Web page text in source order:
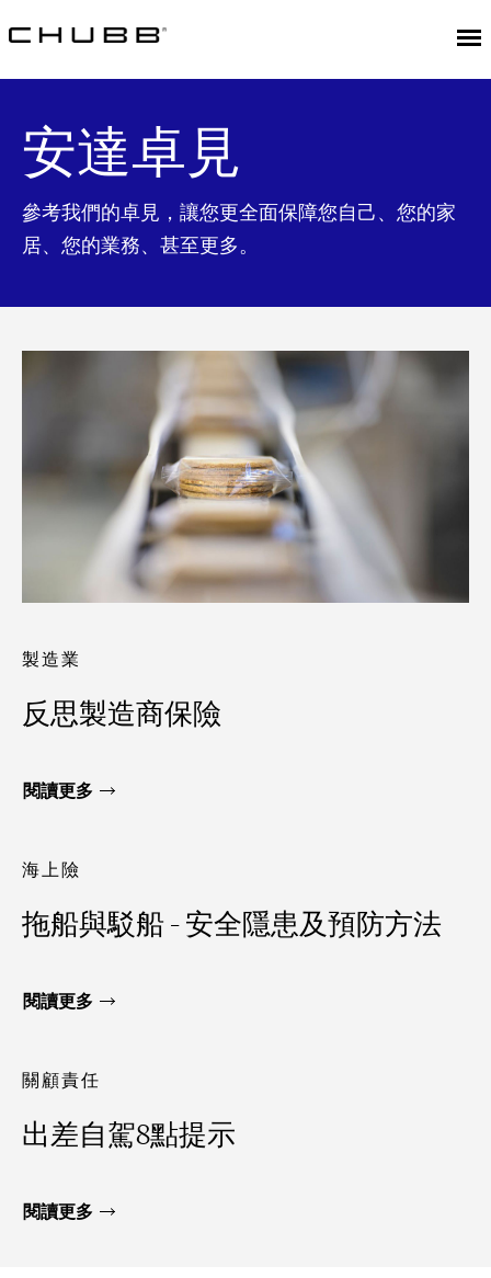
安達卓見
參考我們的卓見，讓您更全面保障您自己、您的家
居、您的業務、甚至更多。
製造業
反思製造商保險
閱讀更多
海上險
拖船與駁船 – 安全隱患及預防方法
閱讀更多
關顧責任
出差自駕8點提示
閱讀更多